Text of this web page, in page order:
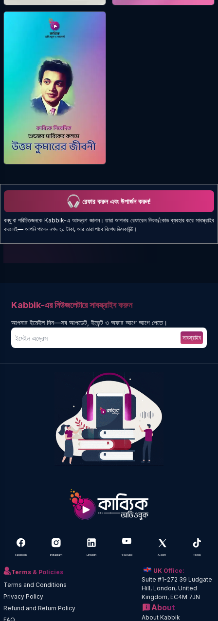
মাইকেল মধুসূদন দত্ত
রেফার করুন এবং উপার্জন করুন!
বন্ধু বা পরিচিতজনকে Kabbik-এ আমন্ত্রণ জানান। তারা আপনার রেফারেল লিংক/কোড ব্যবহার করে সাবস্ক্রাইব
করলেই— আপনি পাবেন নগদ ২০ টাকা, আর তারা পাবে বিশেষ ডিসকাউন্ট।
Kabbik-এর নিউজলেটারে সাবস্ক্রাইব করুন
আপনার ইমেইল দিন—সব আপডেট, ইভেন্ট ও অফার আগে আগে পেতে।
সাবস্ক্রাইব
Facebook Instagram LinkedIn YouTube X.com TikTok
Terms & Policies
Terms and Conditions
Privacy Policy
Refund and Return Policy
UK Office:
Suite #1-272 39 Ludgate
Hill, London, United
Kingdom, EC4M 7JN
About
About Kabbik